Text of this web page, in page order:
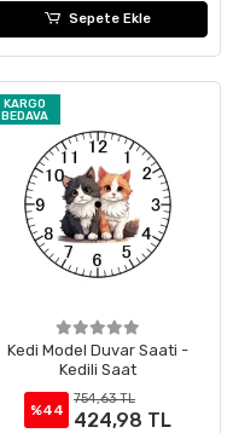
Sepete Ekle
KARGO
BEDAVA
Kedi Model Duvar Saati -
Kedili Saat
%44
754,63 TL
424,98 TL